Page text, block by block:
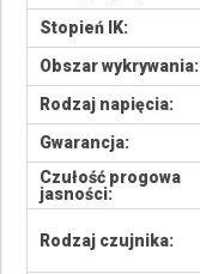
Stopień IK:
Obszar wykrywania:
Rodzaj napięcia:
Gwarancja:
Czułość progowa
jasności:
Rodzaj czujnika: